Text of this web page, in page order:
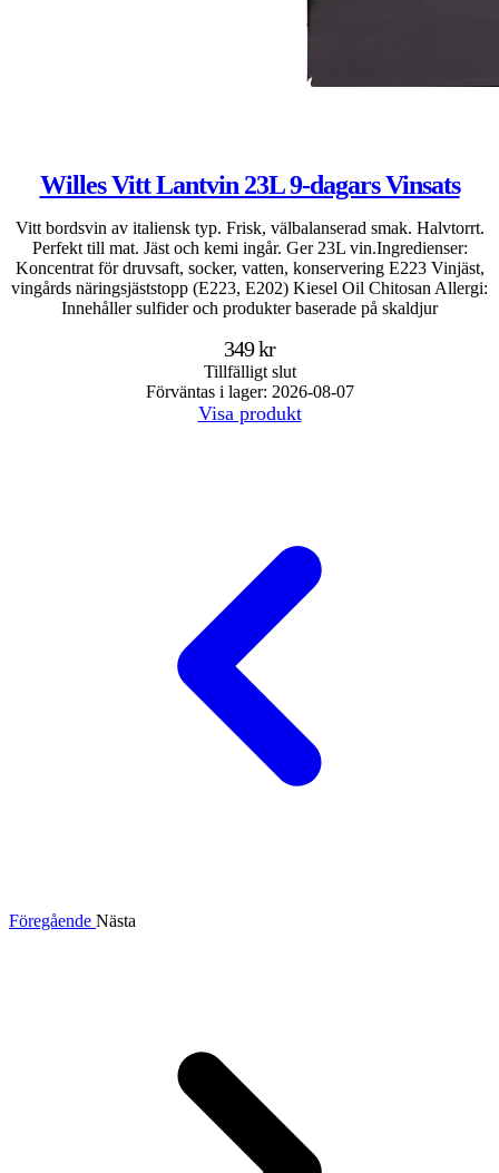
Willes Vitt Lantvin 23L 9-dagars Vinsats
Vitt bordsvin av italiensk typ. Frisk, välbalanserad smak. Halvtorrt.
Perfekt till mat. Jäst och kemi ingår. Ger 23L vin.Ingredienser:
Koncentrat för druvsaft, socker, vatten, konservering E223 Vinjäst,
vingårds näringsjäststopp (E223, E202) Kiesel Oil Chitosan Allergi:
Innehåller sulfider och produkter baserade på skaldjur
349 kr
Tillfälligt slut
Förväntas i lager: 2026-08-07
Visa produkt
Föregående Nästa